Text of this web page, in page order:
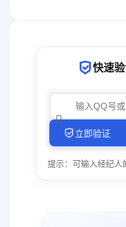
快速
立即验证
提示：可输入经纪人